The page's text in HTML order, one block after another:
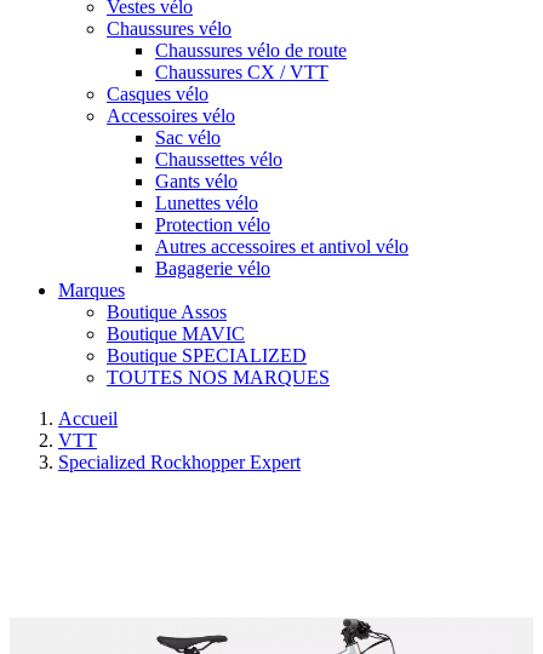
Vestes vélo
Chaussures vélo
Chaussures vélo de route
Chaussures CX / VTT
Casques vélo
Accessoires vélo
Sac vélo
Chaussettes vélo
Gants vélo
Lunettes vélo
Protection vélo
Autres accessoires et antivol vélo
Bagagerie vélo
Marques
Boutique Assos
Boutique MAVIC
Boutique SPECIALIZED
TOUTES NOS MARQUES
Accueil
VTT
Specialized Rockhopper Expert